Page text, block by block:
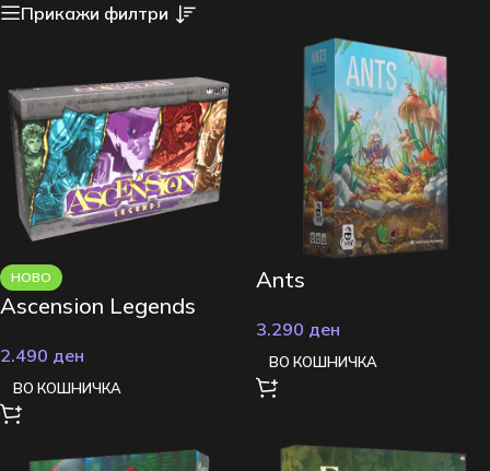
Прикажи филтри
НОВО
Ascension Legends
2.490 ден
ВО КОШНИЧКА
Ants
3.290 ден
ВО КОШНИЧКА